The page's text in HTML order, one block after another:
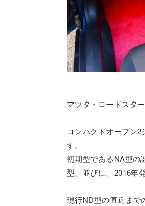
マツダ・ロードスタ
コンパクトオープン
す。
初期型であるNA型の
型、並びに、2016年
現行ND型の直近まで